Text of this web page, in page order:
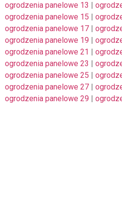
ogrodzenia panelowe 13 |
ogrodzenia panelowe 15 |
ogrodzenia panelowe 17 |
ogrodzenia panelowe 19 |
ogrodzenia panelowe 21 |
ogrodzenia panelowe 23 |
ogrodzenia panelowe 25 |
ogrodzenia panelowe 27 |
ogrodzenia panelowe 29 |